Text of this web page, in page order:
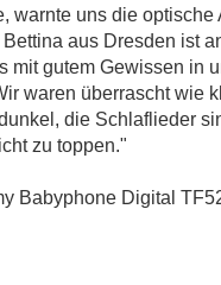
uns die optische
aus Dresden ist
mit gutem Gewissen in
waren überrascht wie
die Schlaflieder
zu toppen."
Babyphone Digital